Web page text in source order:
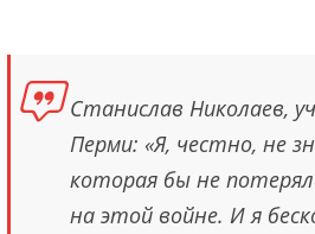
Станислав Николаев,
Перми: «Я, честно, не
которая бы не
на этой войне. И я